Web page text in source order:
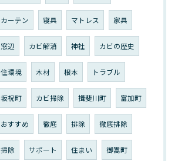
カーテン 寝具 マトレス 家具
窓辺 カビ解消 神社 カビの歴史
住環境 木材 根本 トラブル
坂祝町 カビ掃除 揖斐川町 富加町
おすすめ 徹底 排除 徹底排除
掃除 サポート 住まい 御嵩町